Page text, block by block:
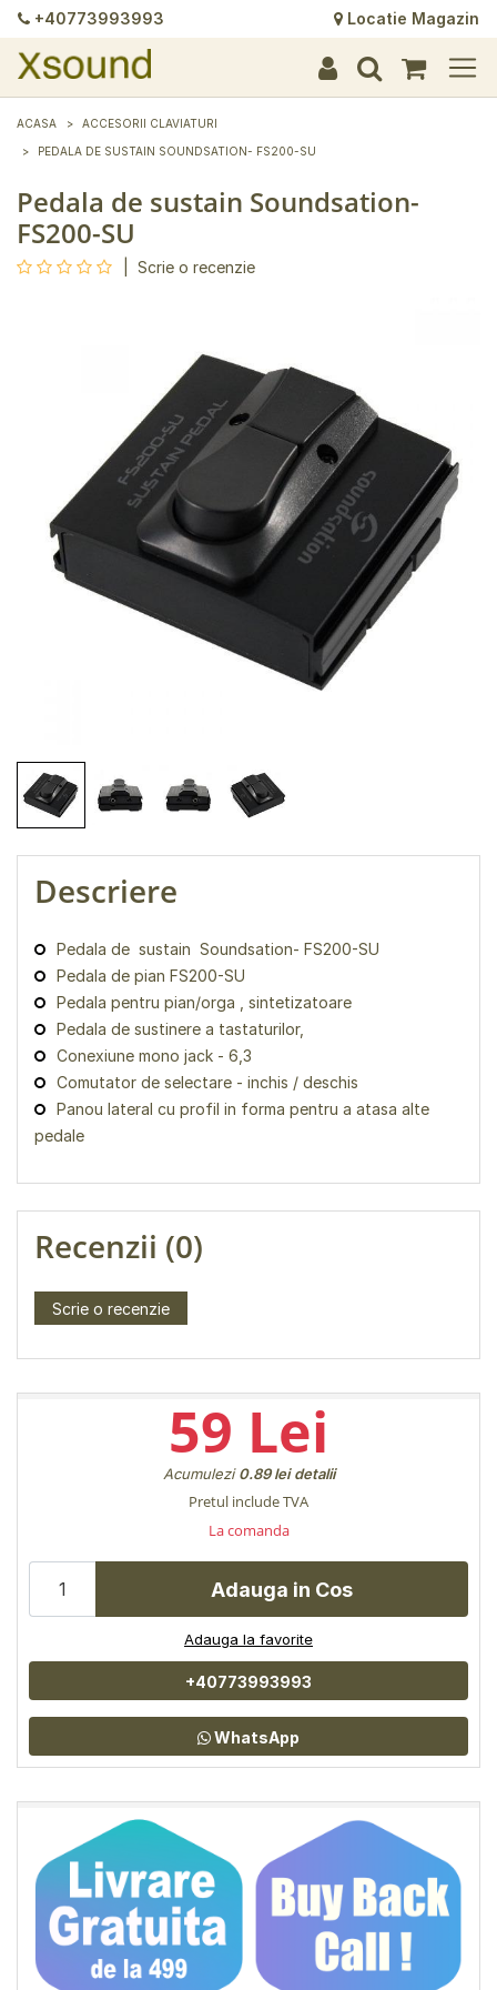
+40773993993 Locatie Magazin
+
+
+
+
+
+
+
+
+
+
+
+
+
+
ACASA ACCESORII CLAVIATURI
PEDALA DE SUSTAIN SOUNDSATION- FS200-SU
Pedala de sustain Soundsation-
FS200-SU
Scrie o recenzie
Descriere
Pedala de sustain Soundsation- FS200-SU
Pedala de pian FS200-SU
Pedala pentru pian/orga , sintetizatoare
Pedala de sustinere a tastaturilor,
Conexiune mono jack - 6,3
Comutator de selectare - inchis / deschis
Panou lateral cu profil in forma pentru a atasa alte
pedale
Recenzii (0)
Scrie o recenzie
59 Lei
Acumulezi0.89 lei detalii
Pretul include TVA
La comanda
Adauga in Cos
Adauga la favorite
+40773993993
WhatsApp